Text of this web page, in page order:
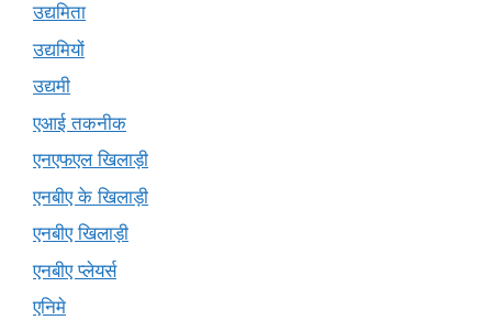
उद्यमिता
उद्यमियों
उद्यमी
एआई तकनीक
एनएफएल खिलाड़ी
एनबीए के खिलाड़ी
एनबीए खिलाड़ी
एनबीए प्लेयर्स
एनिमे